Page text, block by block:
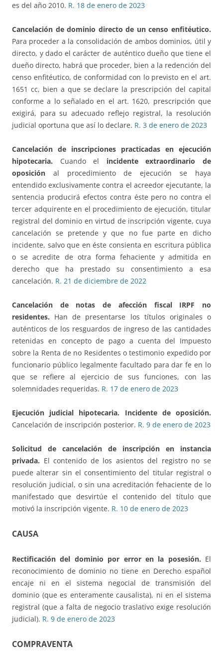
es del año 2010. R. 18 de enero de 2023
Cancelación de dominio directo de un censo enfitéutico.
Para proceder a la consolidación de ambos dominios, útil y
directo, y dado el carácter de auténtico dueño que tiene el
dueño directo, habrá que proceder, bien a la redención del
censo enfitéutico, de conformidad con lo previsto en el art.
1651 cc, bien a que se declare la prescripción del capital
conforme a lo señalado en el art. 1620, prescripción que
exigirá, para su adecuado reflejo registral, la resolución
judicial oportuna que así lo declare. R. 3 de enero de 2023
Cancelación de inscripciones practicadas en ejecución
hipotecaria. Cuando el incidente extraordinario de
oposición al procedimiento de ejecución se haya
entendido exclusivamente contra el acreedor ejecutante, la
sentencia producirá efectos contra éste pero no contra el
tercer adquirente en el procedimiento de ejecución, titular
registral del dominio en virtud de inscripción vigente, cuya
cancelación se pretende y que no fue parte en dicho
incidente, salvo que en éste consienta en escritura pública
o se acredite de otra forma fehaciente y admitida en
derecho que ha prestado su consentimiento a esa
cancelación. R. 21 de diciembre de 2022
Cancelación de notas de afección fiscal IRPF no
residentes. Han de presentarse los títulos originales o
auténticos de los resguardos de ingreso de las cantidades
retenidas en concepto de pago a cuenta del Impuesto
sobre la Renta de no Residentes o testimonio expedido por
funcionario público legalmente facultado para dar fe en lo
que se refiere al ejercicio de sus funciones, con las
solemnidades requeridas. R. 17 de enero de 2023
Ejecución judicial hipotecaria. Incidente de oposición.
Cancelación de inscripción posterior. R. 9 de enero de 2023
Solicitud de cancelación de inscripción en instancia
privada. El contenido de los asientos del registro no se
puede alterar sin el consentimiento del titular registral o
resolución judicial, o sin una acreditación fehaciente de lo
manifestado que desvirtúe el contenido del título que
motivó la inscripción vigente. R. 10 de enero de 2023
CAUSA
Rectificación del dominio por error en la posesión. El
reconocimiento de dominio no tiene en Derecho español
encaje ni en el sistema negocial de transmisión del
dominio (que es enteramente causalista), ni en el sistema
registral (que a falta de negocio traslativo exige resolución
judicial). R. 9 de enero de 2023
COMPRAVENTA